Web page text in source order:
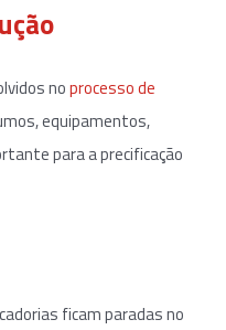
noprocesso de
equipamentos,
para a precificação
ficam paradas no